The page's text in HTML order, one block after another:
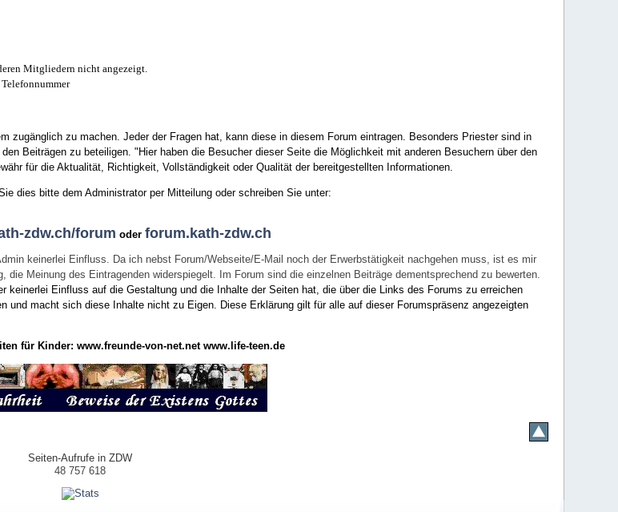
Mitgliedern nicht angezeigt.
zugänglich zu machen. Jeder der Fragen hat, kann diese in diesem Forum eintragen. Besonders Priester sind in
Beiträgen zu beteiligen. "Hier haben die Besucher dieser Seite die Möglichkeit mit anderen Besuchern über den
für die Aktualität, Richtigkeit, Vollständigkeit oder Qualität der bereitgestellten Informationen.
dies bitte dem Administrator per Mitteilung oder schreiben Sie unter:
zdw.ch/forum oderforum.kath-zdw.ch
keinerlei Einfluss. Da ich nebst Forum/Webseite/E-Mail noch der Erwerbstätigkeit nachgehen muss, ist es mir
Meinung des Eintragenden widerspiegelt. Im Forum sind die einzelnen Beiträge dementsprechend zu bewerten.
keinerlei Einfluss auf die Gestaltung und die Inhalte der Seiten hat, die über die Links des Forums zu erreichen
und macht sich diese Inhalte nicht zu Eigen. Diese Erklärung gilt für alle auf dieser Forumspräsenz angezeigten
für Kinder: www.freunde-von-net.net www.life-teen.de
Seiten-Aufrufe in ZDW
48 757 618